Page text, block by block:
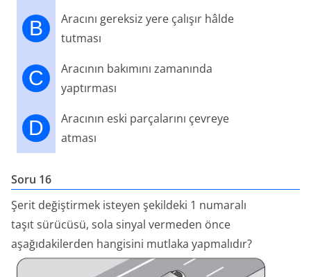
B
Aracını gereksiz yere çalışır hâlde
tutması
C
Aracının bakımını zamanında
yaptırması
D
Aracının eski parçalarını çevreye
atması
Soru 16
Şerit değiştirmek isteyen şekildeki 1 numaralı
taşıt sürücüsü, sola sinyal vermeden önce
aşağıdakilerden hangisini mutlaka yapmalıdır?